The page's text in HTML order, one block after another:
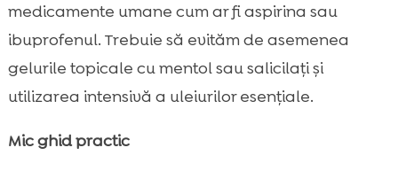
medicamente umane cum ar fi aspirina sau
ibuprofenul. Trebuie să evităm de asemenea
gelurile topicale cu mentol sau salicilați și
utilizarea intensivă a uleiurilor esențiale.
Mic ghid practic